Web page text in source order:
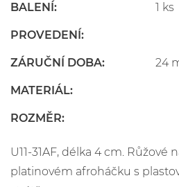
BALENÍ: 1 ks
PROVEDENÍ:
ZÁRUČNÍ DOBA: 24
MATERIÁL:
ROZMĚR:
U11-31AF, délka 4 cm. Růžové
platinovém afroháčku s